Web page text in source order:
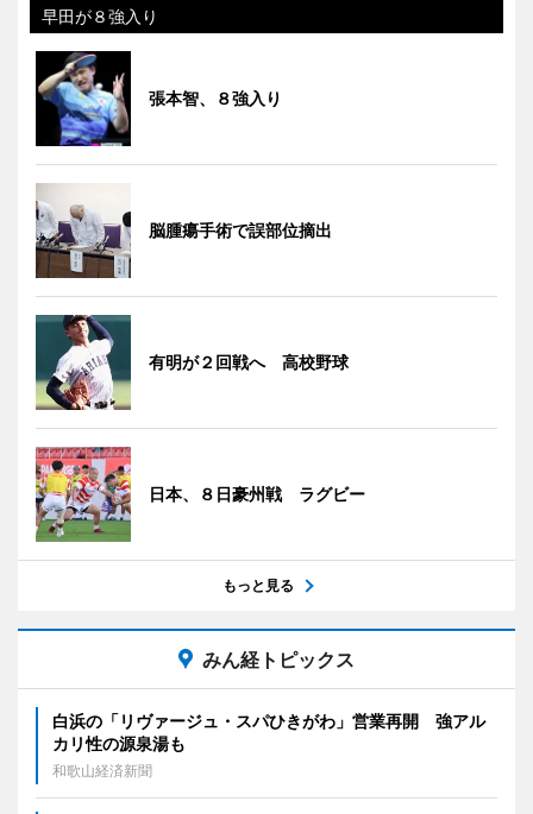
早田が８強入り
張本智、８強入り
脳腫瘍手術で誤部位摘出
有明が２回戦へ 高校野球
日本、８日豪州戦 ラグビー
もっと見る
みん経トピックス
白浜の「リヴァージュ・スパひきがわ」営業再開 強アル
カリ性の源泉湯も
和歌山経済新聞